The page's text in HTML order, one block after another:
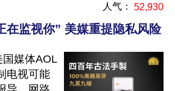
人气： 52,930
在监视你” 美媒重提隐私风险
国媒体AOL
电视可能